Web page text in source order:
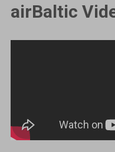
airBaltic